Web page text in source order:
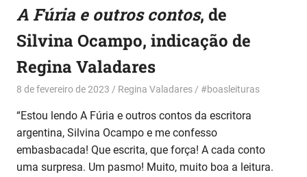
A Fúria e outros contos, de
Silvina Ocampo, indicação de
Regina Valadares
8 de fevereiro de 2023 Regina Valadares #boasleituras
“Estou lendo A Fúria e outros contos da escritora
argentina, Silvina Ocampo e me confesso
embasbacada! Que escrita, que força! A cada conto
uma surpresa. Um pasmo! Muito, muito boa a leitura.